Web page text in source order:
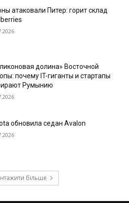
атаковали Питер: горит склад
долина» Восточной
почему IT-гиганты и стартапы
Румынию
обновила седан Avalon
більше